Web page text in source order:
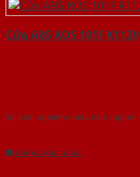
Cửa ABS KOS 101F K1129
Với kinh nghiệm nhiêu năm nghiên
Gửi yêu cầu tư vấn